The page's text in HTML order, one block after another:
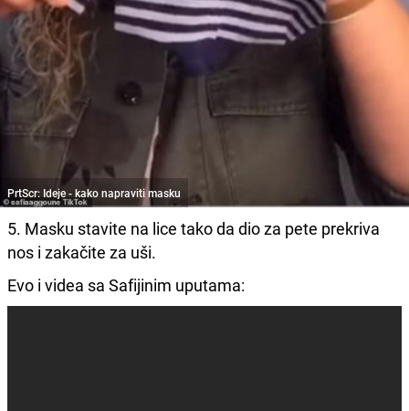
PrtScr: Ideje - kako napraviti masku
5. Masku stavite na lice tako da dio za pete prekriva
nos i zakačite za uši.
Evo i videa sa Safijinim uputama: